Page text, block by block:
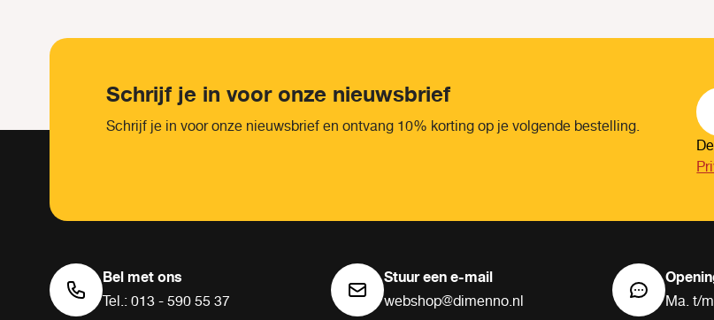
Schrijf je in voor onze nieuwsbrief
Schrijf je in voor onze nieuwsbrief en ontvang 10% korting op je volgende bestelling.
Bel met ons
Tel.: 013 - 590 55 37
Stuur een e-mail
webshop@dimenno.nl Ma. t/